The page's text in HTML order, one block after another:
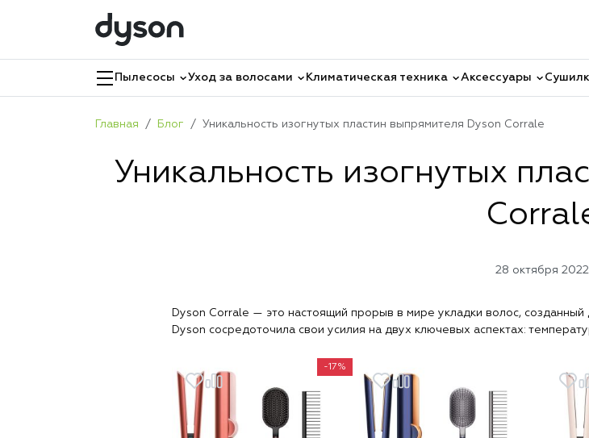
Пылесосы Уход за волосами Климатическая техника Аксессуары
Главная Блог Уникальность изогнутых пластин выпрямителя Dyson Corrale
Уникальность изогнутых
28 октября 2022
Dyson Corrale — это настоящий прорыв в мире укладки волос,
Dyson сосредоточила свои усилия на двух ключевых аспектах:
-17%